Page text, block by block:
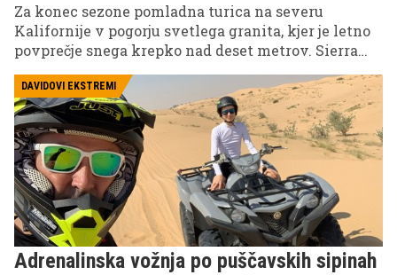
Za konec sezone pomladna turica na severu
Kalifornije v pogorju svetlega granita, kjer je letno
povprečje snega krepko nad deset metrov. Sierra
gorstvo v kontinentalnem delu ZDA, kjer so ceste,
smučišča ali koče, pa tudi ljudje (v nasprotju z
medvedi) prava redkost. Doživetje divjine in tudi
snega, kot si ga v Alpah težko omislimo.
DAVIDOVI EKSTREMI
Adrenalinska vožnja po puščavskih sipinah